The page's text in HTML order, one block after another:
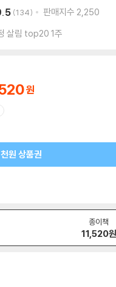
134 판매지수 2,250
살림 top20 1주
원 상품권
종이책
11,520원